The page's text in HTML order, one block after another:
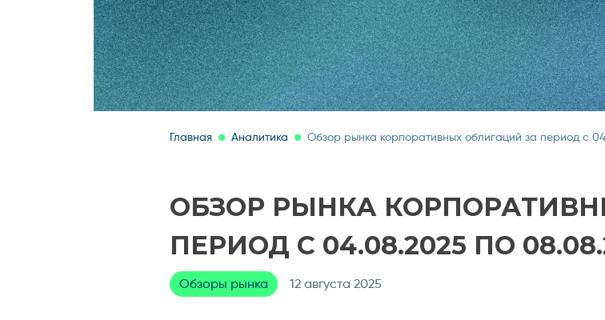
Главная Аналитика Обзор рынка корпоративных облигаций за период с
ОБЗОР РЫНКА
ПЕРИОД С 04.08.2025 ПО
Обзоры рынка 12 августа 2025